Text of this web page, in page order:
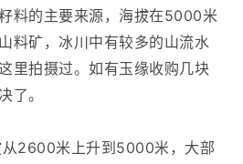
料的主要来源，海拔在5000米
料矿，冰川中有较多的山流水
里拍摄过。如有玉缘收购几块
了。
2600米上升到5000米，大部